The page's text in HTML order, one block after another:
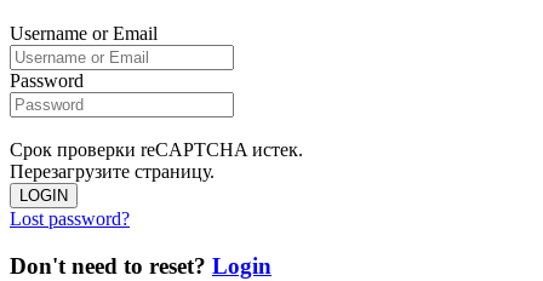
Username or Email
Password
Срок проверки reCAPTCHA истек.
Перезагрузите страницу.
LOGIN
Lost password?
Don't need to reset? Login